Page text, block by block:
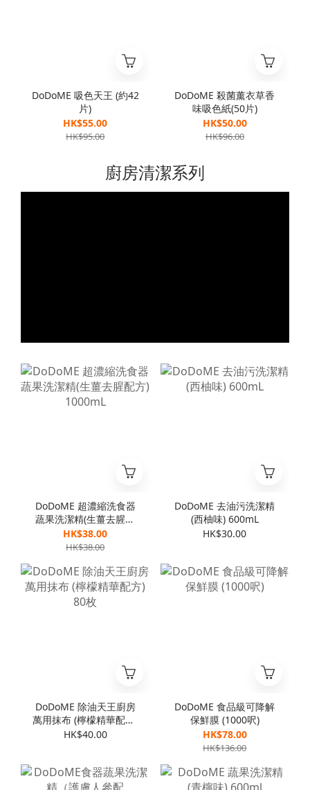
DoDoME 吸色天王 (約42
片)
HK$55.00
HK$95.00
DoDoME 殺菌薰衣草香
味吸色紙(50片)
HK$50.00
HK$96.00
廚房清潔系列
DoDoME 超濃縮洗食器
蔬果洗潔精(生薑去腥配
方) 1000mL
HK$38.00
HK$38.00
DoDoME 去油污洗潔精
(西柚味) 600mL
HK$30.00
DoDoME 除油天王廚房
萬用抹布 (檸檬精華配方)
80枚
HK$40.00
DoDoME 食品級可降解
保鮮膜 (1000呎)
HK$78.00
HK$136.00